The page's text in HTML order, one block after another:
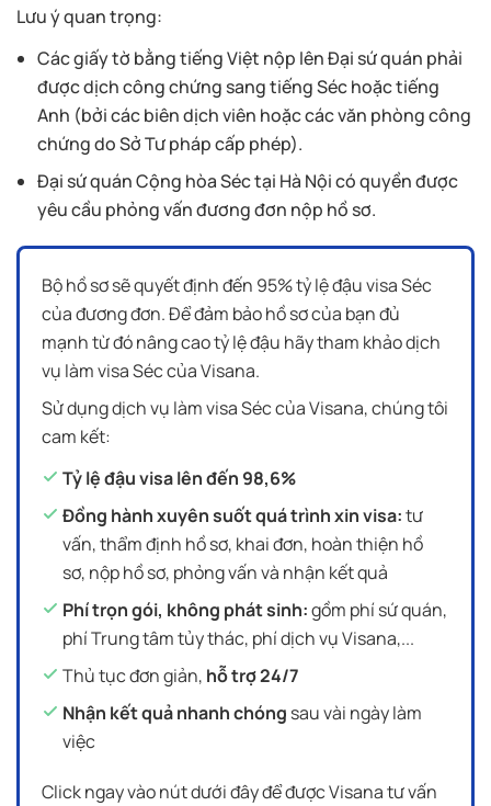
Lưu ý quan trọng:
Các giấy tờ bằng tiếng Việt nộp lên Đại sứ quán phải
được dịch công chứng sang tiếng Séc hoặc tiếng
Anh (bởi các biên dịch viên hoặc các văn phòng công
chứng do Sở Tư pháp cấp phép).
Đại sứ quán Cộng hòa Séc tại Hà Nội có quyền được
yêu cầu phỏng vấn đương đơn nộp hồ sơ.
Bộ hồ sơ sẽ quyết định đến 95% tỷ lệ đậu visa Séc
của đương đơn. Để đảm bảo hồ sơ của bạn đủ
mạnh từ đó nâng cao tỷ lệ đậu hãy tham khảo dịch
vụ làm visa Séc của Visana.
Sử dụng dịch vụ làm visa Séc của Visana, chúng tôi
cam kết:
Tỷ lệ đậu visa lên đến 98,6%
Đồng hành xuyên suốt quá trình xin visa:tư
vấn, thẩm định hồ sơ, khai đơn, hoàn thiện hồ
sơ, nộp hồ sơ, phỏng vấn và nhận kết quả
Phí trọn gói, không phát sinh:gồm phí sứ quán,
phí Trung tâm tủy thác, phí dịch vụ Visana,...
Thủ tục đơn giản, hỗ trợ 24/7
Nhận kết quả nhanh chóng sau vài ngày làm
việc
Click ngay vào nút dưới đây để được Visana tư vấn